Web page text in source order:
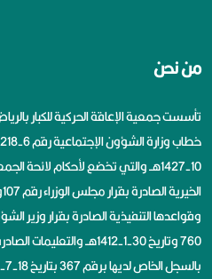
من نحن
تأسست جمعية الإعاقة الحركية للكبار
10-1427هــ والتي تخضع لأحكام
وقواعدها التنفيذية الصادرة بقرار وزير
760 وتاريخ 30-1-1412هــ
بالسجل الخاص لديها برقم 367 بتاريخ 18-7-1428هــ.